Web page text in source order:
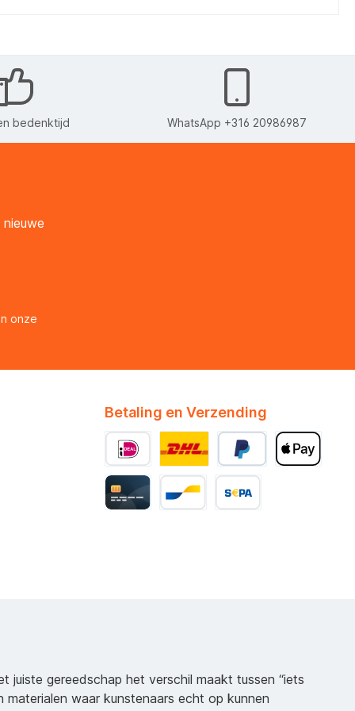
bedenktijd WhatsApp +316 20986987
onze
Betaling en Verzending
juiste gereedschap het verschil maakt tussen “iets
waar kunstenaars echt op kunnen